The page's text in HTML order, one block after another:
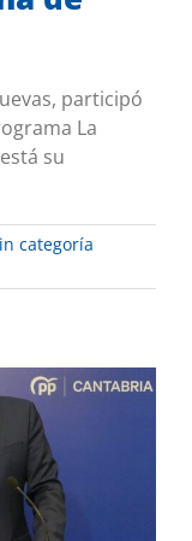
participó
La
su
categoría
de la
y
en la